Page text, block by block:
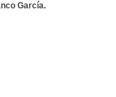
García.